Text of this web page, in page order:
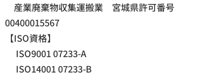
産業廃棄物収集運搬業 宮城県許可番号
00400015567
【ISO資格】
ISO9001 07233-A
ISO14001 07233-B